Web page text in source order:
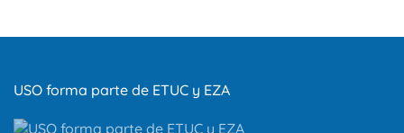
USO forma parte de ETUC y EZA